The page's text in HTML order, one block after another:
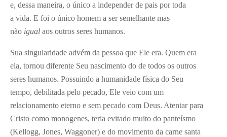
e, dessa maneira, o único a independer de pais por toda
a vida. E foi o único homem a ser semelhante mas
não igual aos outros seres humanos.
Sua singularidade advém da pessoa que Ele era. Quem era
ela, tornou diferente Seu nascimento do de todos os outros
seres humanos. Possuindo a humanidade física do Seu
tempo, debilitada pelo pecado, Ele veio com um
relacionamento eterno e sem pecado com Deus. Atentar para
Cristo como monogenes, teria evitado muito do panteísmo
(Kellogg, Jones, Waggoner) e do movimento da carne santa